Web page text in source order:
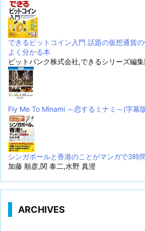
できるビットコイン入門 話題の仮想通貨
よく分かる本
ビットバンク株式会社,できるシリーズ編
Fly Me To Minami ～恋するミナミ～(字幕
シンガポールと香港のことがマンガで3時
加藤 順彦,関 泰二,水野 真澄
ARCHIVES